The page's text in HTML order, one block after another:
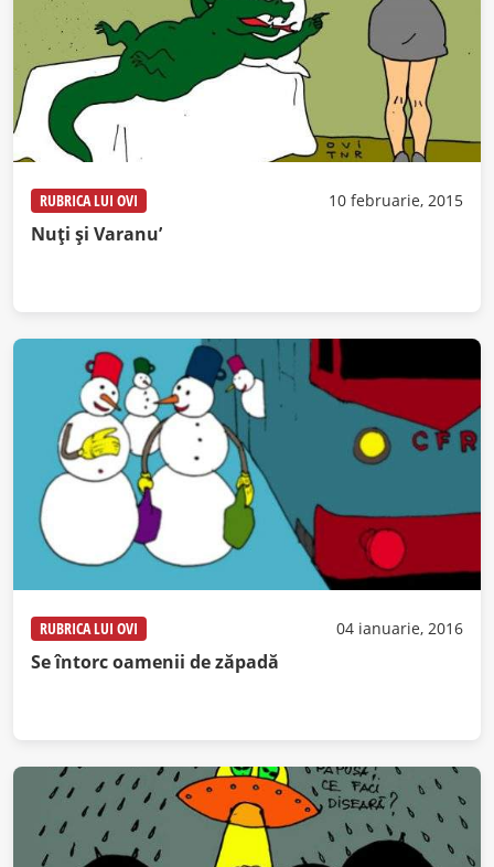
RUBRICA LUI OVI 10 februarie, 2015
Nuți și Varanu’
RUBRICA LUI OVI 04 ianuarie, 2016
Se întorc oamenii de zăpadă